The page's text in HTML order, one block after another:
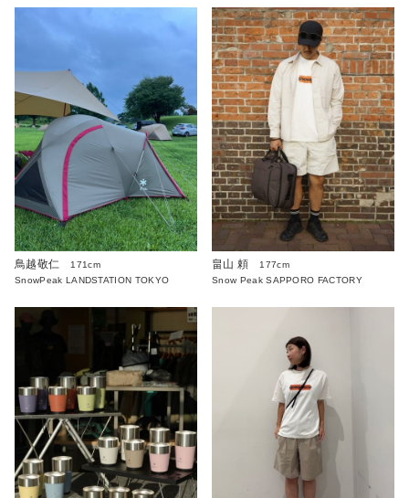
鳥越敬仁
171cm
SnowPeak LANDSTATION TOKYO
畠山 頼
177cm
Snow Peak SAPPORO FACTORY